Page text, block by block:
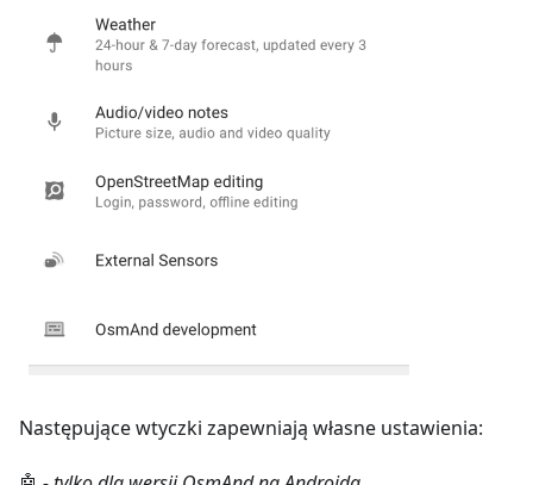
Następujące wtyczki zapewniają własne ustawienia: